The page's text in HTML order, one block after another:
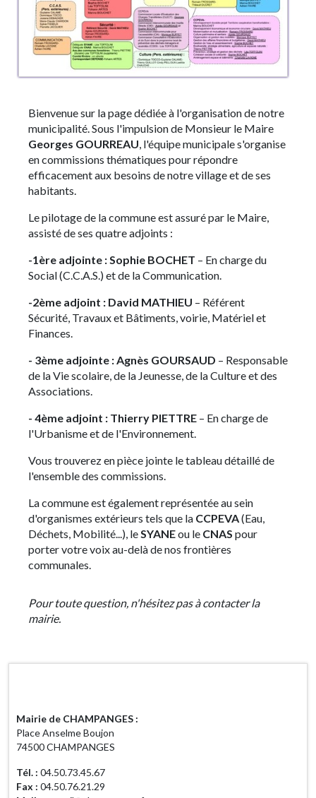
Bienvenue sur la page dédiée à l'organisation de notre
municipalité. Sous l'impulsion de Monsieur le Maire
Georges GOURREAU , l'équipe municipale s'organise
en commissions thématiques pour répondre
efficacement aux besoins de notre village et de ses
habitants.
Le pilotage de la commune est assuré par le Maire,
assisté de ses quatre adjoints :
-1ère adjointe : Sophie BOCHET – En charge du
Social (C.C.A.S.) et de la Communication
-2ème adjoint : David MATHIEU – Référent
Sécurité, Travaux et Bâtiments, voirie, Matériel et
Finances.
- 3ème adjointe : Agnès GOURSAUD – Responsable
de la Vie scolaire, de la Jeunesse, de la Culture et des
Associations
- 4ème adjoint : Thierry PIETTRE – En charge de
l'Urbanisme et de l'Environnement
Vous trouverez en pièce jointe le tableau détaillé de
l'ensemble des commissions.
La commune est également représentée au sein
d'organismes extérieurs tels que la CCPEVA(Eau,
Déchets, Mobilité...), le SYANEou le CNAS pour
porter votre voix au-delà de nos frontières
communales
Pour toute question, n'hésitez pas à contacter la
mairie.
Mairie de CHAMPANGES :
Place Anselme Boujon
74500 CHAMPANGES
Tél. : 04.50.73.45.67
Fax : 04.50.76.21.29